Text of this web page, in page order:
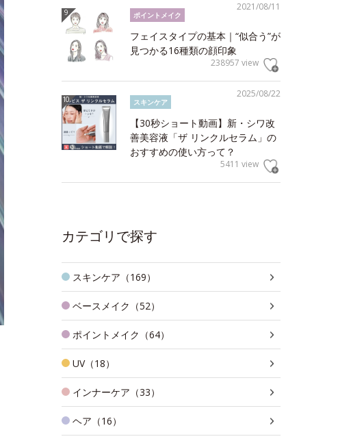
2021/08/11
ポイントメイク
フェイスタイプの基本｜“似合う”が
見つかる16種類の顔印象
238957 view
2025/08/22
スキンケア
【30秒ショート動画】新・シワ改
善美容液「ザ リンクルセラム」の
おすすめの使い方って？
5411 view
カテゴリで探す
スキンケア（169）
ベースメイク（52）
ポイントメイク（64）
UV（18）
インナーケア（33）
ヘア（16）